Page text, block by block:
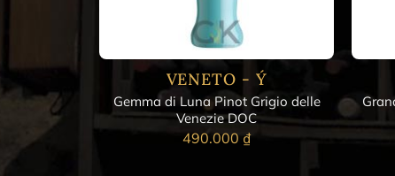
VENETO - Ý
Gemma di Luna Pinot Grigio delle
Venezie DOC
490.000₫